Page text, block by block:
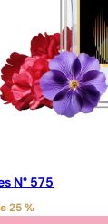
N° 575
25 %